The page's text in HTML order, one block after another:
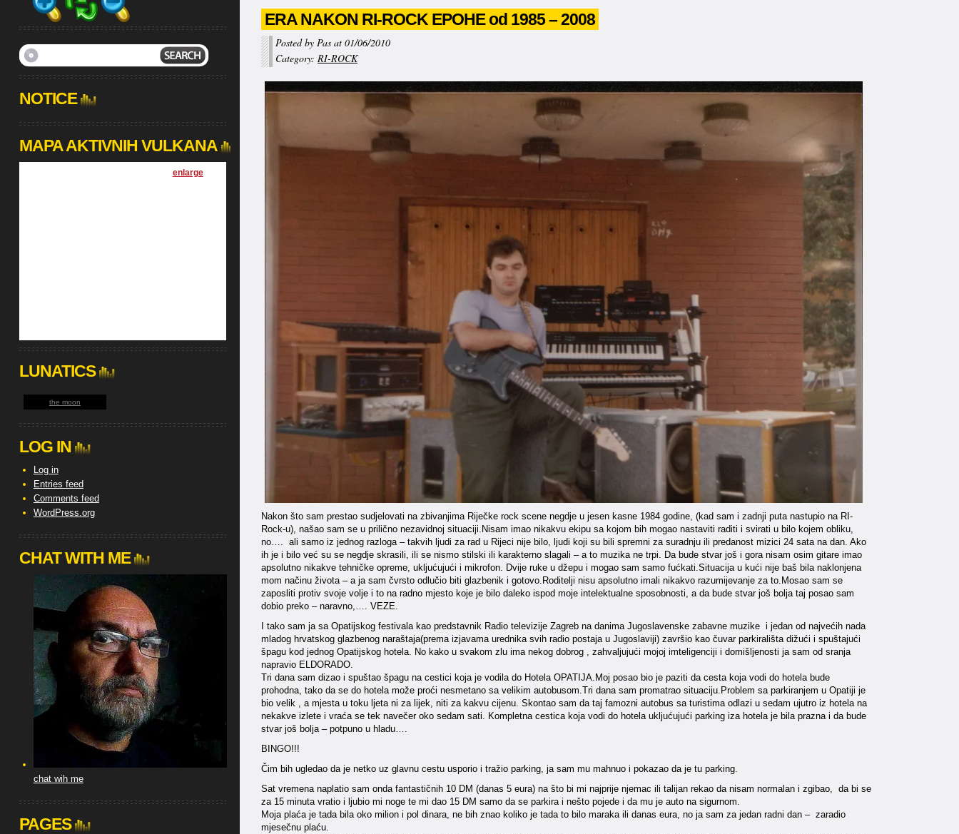
ERA NAKON RI-ROCK EPOHE od 1985 – 2008
Posted by Pas at 01/06/2010
Category: RI-ROCK
Nakon što sam prestao sudjelovati na zbivanjima Riječke rock scene negdje u jesen kasne 1984 godine, (kad sam i zadnji puta nastupio na RI-
Rock-u), našao sam se u prilično nezavidnoj situaciji.Nisam imao nikakvu ekipu sa kojom bih mogao nastaviti raditi i svirati u bilo kojem obliku,
no…. ali samo iz jednog razloga – takvih ljudi za rad u Rijeci nije bilo, ljudi koji su bili spremni za suradnju ili predanost mizici 24 sata na dan. Ako
ih je i bilo već su se negdje skrasili, ili se nismo stilski ili karakterno slagali – a to muzika ne trpi. Da bude stvar još i gora nisam osim gitare imao
apsolutno nikakve tehničke opreme, ukljućujući i mikrofon. Dvije ruke u džepu i mogao sam samo fućkati.Situacija u kući nije baš bila naklonjena
mom načinu života – a ja sam čvrsto odlučio biti glazbenik i gotovo.Roditelji nisu apsolutno imali nikakvo razumijevanje za to.Mosao sam se
zaposliti protiv svoje volje i to na radno mjesto koje je bilo daleko ispod moje intelektualne sposobnosti, a da bude stvar još bolja taj posao sam
dobio preko – naravno,…. VEZE.
I tako sam ja sa Opatijskog festivala kao predstavnik Radio televizije Zagreb na danima Jugoslavenske zabavne muzike i jedan od najvećih nada
mladog hrvatskog glazbenog naraštaja(prema izjavama urednika svih radio postaja u Jugoslaviji) završio kao čuvar parkirališta dižući i spuštajući
špagu kod jednog Opatijskog hotela. No kako u svakom zlu ima nekog dobrog , zahvaljujući mojoj imteligenciji i domišljenosti ja sam od sranja
napravio ELDORADO.
Tri dana sam dizao i spuštao špagu na cestici koja je vodila do Hotela OPATIJA.Moj posao bio je paziti da cesta koja vodi do hotela bude
prohodna, tako da se do hotela može proći nesmetano sa velikim autobusom.Tri dana sam promatrao situaciju.Problem sa parkiranjem u Opatiji je
bio velik , a mjesta u toku ljeta ni za lijek, niti za kakvu cijenu. Skontao sam da taj famozni autobus sa turistima odlazi u sedam ujutro iz hotela na
nekakve izlete i vraća se tek navečer oko sedam sati. Kompletna cestica koja vodi do hotela ukljućujući parking iza hotela je bila prazna i da bude
stvar još bolja – potpuno u hladu….
BINGO!!!
Čim bih ugledao da je netko uz glavnu cestu usporio i tražio parking, ja sam mu mahnuo i pokazao da je tu parking.
Sat vremena naplatio sam onda fantastičnih 10 DM (danas 5 eura) na što bi mi najprije njemac ili talijan rekao da nisam normalan i zgibao, da bi se
za 15 minuta vratio i ljubio mi noge te mi dao 15 DM samo da se parkira i nešto pojede i da mu je auto na sigurnom.
Moja plaća je tada bila oko milion i pol dinara, ne bih znao koliko je tada to bilo maraka ili danas eura, no ja sam za jedan radni dan – zaradio
mjesečnu plaću.
NOTICE
MAPA AKTIVNIH VULKANA
enlarge]
LUNATICS
the moon
LOG IN
Log in
Entries feed
Comments feed
WordPress.org
CHAT WITH ME
chat wih me
PAGES